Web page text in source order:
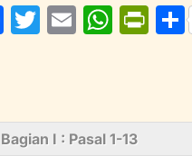
F
b
T
E
W
A
Pr S
Bagian I : Pasal 1-13